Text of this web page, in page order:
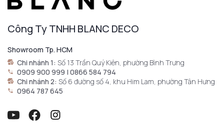
Công Ty TNHH BLANC DECO
Showroom Tp. HCM
Chi nhánh 1: Số 13 Trần Quý Kiên, phường Bình Trưng
0909 900 999 | 0866 584 794
Chi nhánh 2: Số 6 đường số 4, khu Him Lam, phường Tân Hưng
0964 787 645